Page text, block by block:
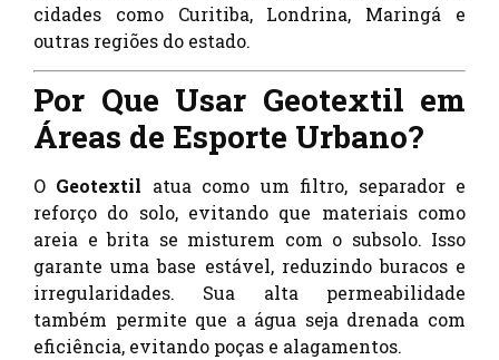
cidades como Curitiba, Londrina, Maringá e
outras regiões do estado.
Por Que Usar Geotextil em
Áreas de Esporte Urbano?
O Geotextil atua como um filtro, separador e
reforço do solo, evitando que materiais como
areia e brita se misturem com o subsolo. Isso
garante uma base estável, reduzindo buracos e
irregularidades. Sua alta permeabilidade
também permite que a água seja drenada com
eficiência, evitando poças e alagamentos.